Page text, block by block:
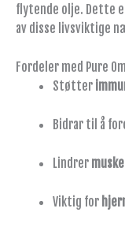
flytende olje. Dette
av disse livsviktige
Fordeler med Pure
Støtter
Bidrar til å
Lindrer
Viktig for